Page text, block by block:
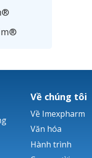
Về chúng tôi
Về Imexpharm
Văn hóa
Hành trình